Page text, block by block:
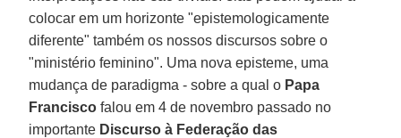
colocar em um horizonte "epistemologicamente
diferente" também os nossos discursos sobre o
"ministério feminino". Uma nova episteme, uma
mudança de paradigma - sobre a qual o Papa
Francisco falou em 4 de novembro passado no
importante Discurso à Federação das